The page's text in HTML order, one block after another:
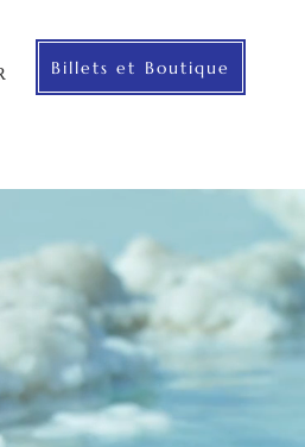
Billets et Boutique